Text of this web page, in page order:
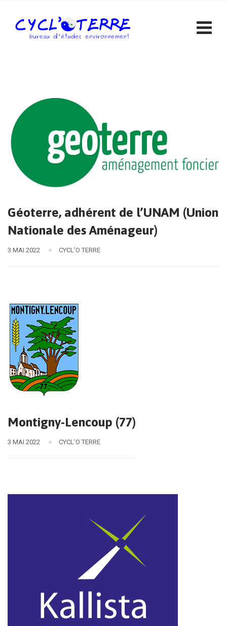
content
Géoterre, adhérent de l’UNAM (Union
Nationale des Aménageur)
3 MAI 2022 CYCL'O TERRE
Montigny-Lencoup (77)
3 MAI 2022 CYCL'O TERRE